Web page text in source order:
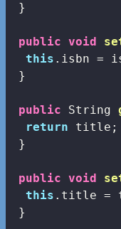
}
public void
this .isbn =
}
public String
return title;
}
public void
this .title =
}